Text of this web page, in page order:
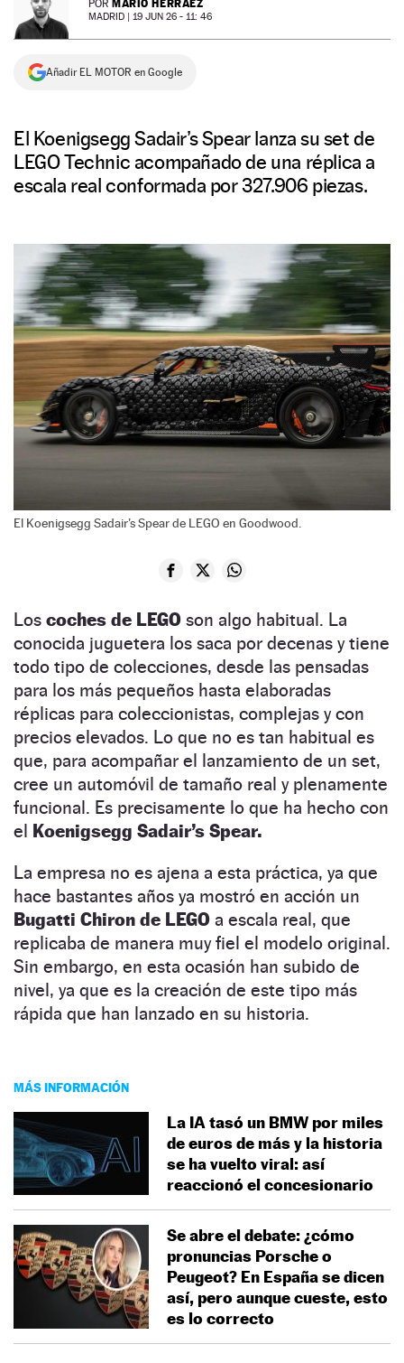
NEWSLETTER
SÍGUENOS
POR MARIO HERRÁEZ
MADRID | 19 JUN 26 - 11: 46
Añadir EL MOTOR en Google
El Koenigsegg Sadair’s Spear lanza su set de
LEGO Technic acompañado de una réplica a
escala real conformada por 327.906 piezas.
El Koenigsegg Sadair’s Spear de LEGO en Goodwood.
Los coches de LEGO son algo habitual. La
conocida juguetera los saca por decenas y tiene
todo tipo de colecciones, desde las pensadas
para los más pequeños hasta elaboradas
réplicas para coleccionistas, complejas y con
precios elevados. Lo que no es tan habitual es
que, para acompañar el lanzamiento de un set,
cree un automóvil de tamaño real y plenamente
funcional. Es precisamente lo que ha hecho con
el Koenigsegg Sadair’s Spear.
La empresa no es ajena a esta práctica, ya que
hace bastantes años ya mostró en acción un
Bugatti Chiron de LEGO a escala real, que
replicaba de manera muy fiel el modelo original.
Sin embargo, en esta ocasión han subido de
nivel, ya que es la creación de este tipo más
rápida que han lanzado en su historia.
MÁS INFORMACIÓN
La IA tasó un BMW por miles
de euros de más y la historia
se ha vuelto viral: así
reaccionó el concesionario
Se abre el debate: ¿cómo
pronuncias Porsche o
Peugeot? En España se dicen
así, pero aunque cueste, esto
es lo correcto